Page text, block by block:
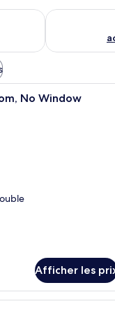
soir août 7 - août 8
Vérifier la
chambre d’hôtel avec
No Window
Afficher les
chambre d’hôtel